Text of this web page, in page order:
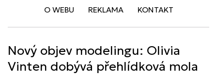
O WEBU REKLAMA KONTAKT
Nový objev modelingu: Olivia
Vinten dobývá přehlídková mola